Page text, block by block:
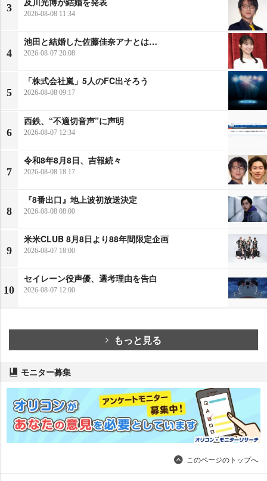
3 2026-08-08 11:34
4
池田と結婚した佐藤佳奈アナとは…
2026-08-07 20:08
5
「株式会社嵐」5人のFC出そろう
2026-08-08 09:17
6
西鉄、“不適切音声”に声明
2026-08-07 12:34
7
令和8年8月8日、吉報続々
2026-08-08 18:17
8
『8番出口』地上波初放送決定
2026-08-08 08:00
9
米米CLUB 8月8日より88年間限定企画
2026-08-07 18:00
10
セイレーン役声優、選考理由を告白
2026-08-07 12:00
もっと見る
モニター募集
このページのトップへ